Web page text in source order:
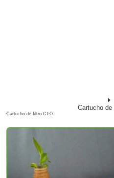
Cartucho
Cartucho de filtro CTO